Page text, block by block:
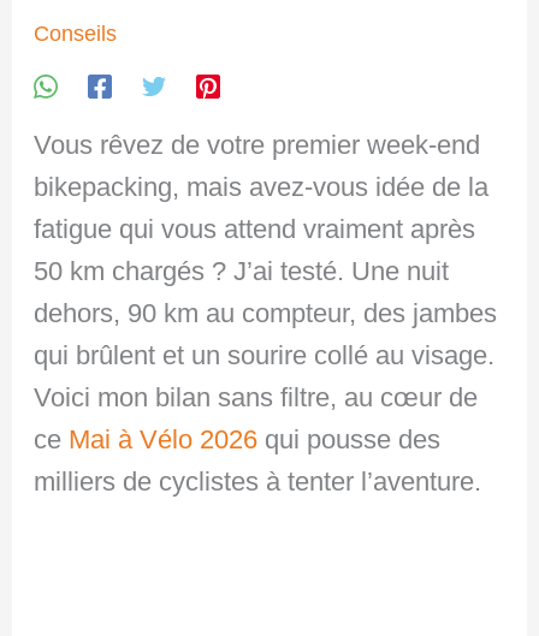
Conseils
Vous rêvez de votre premier week-end
bikepacking, mais avez-vous idée de la
fatigue qui vous attend vraiment après
50 km chargés ? J’ai testé. Une nuit
dehors, 90 km au compteur, des jambes
qui brûlent et un sourire collé au visage.
Voici mon bilan sans filtre, au cœur de
ce Mai à Vélo 2026 qui pousse des
milliers de cyclistes à tenter l’aventure.